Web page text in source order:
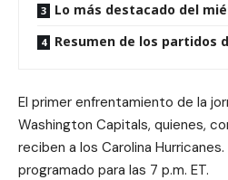
Lo más destacado del
Resumen de los partidos
El primer enfrentamiento de la
Washington Capitals, quienes,
reciben a los Carolina
programado para las 7 p.m. ET.